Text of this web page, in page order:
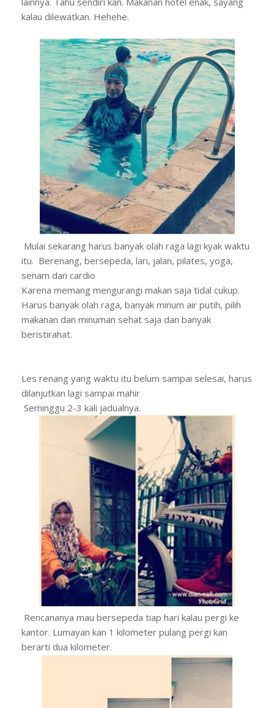
kalau dilewatkan. Hehehe.
Mulai sekarang harus banyak olah raga lagi kyak waktu
itu. Berenang, bersepeda, lari, jalan, pilates, yoga,
senam dan cardio
Karena memang mengurangi makan saja tidal cukup.
Harus banyak olah raga, banyak minum air putih, pilih
makanan dan minuman sehat saja dan banyak
beristirahat.
Les renang yang waktu itu belum sampai selesai, harus
dilanjutkan lagi sampai mahir
Seminggu 2-3 kali jadualnya.
Rencananya mau bersepeda tiap hari kalau pergi ke
kantor. Lumayan kan 1 kilometer pulang pergi kan
berarti dua kilometer.